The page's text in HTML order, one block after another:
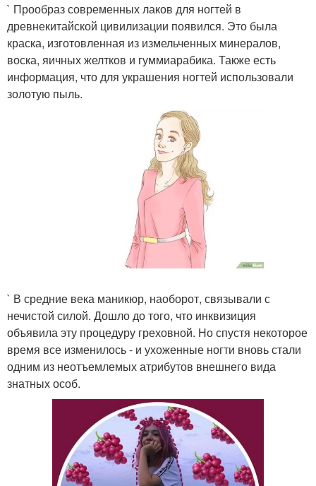
` Прообраз современных лаков для ногтей в
древнекитайской цивилизации появился. Это была
краска, изготовленная из измельченных минералов,
воска, яичных желтков и гуммиарабика. Также есть
информация, что для украшения ногтей использовали
золотую пыль.
` В средние века маникюр, наоборот, связывали с
нечистой силой. Дошло до того, что инквизиция
объявила эту процедуру греховной. Но спустя некоторое
время все изменилось - и ухоженные ногти вновь стали
одним из неотъемлемых атрибутов внешнего вида
знатных особ.